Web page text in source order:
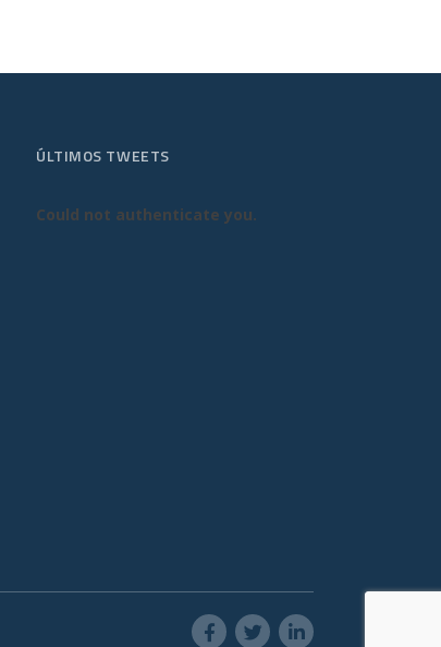
ÚLTIMOS TWEETS
Could not authenticate you.